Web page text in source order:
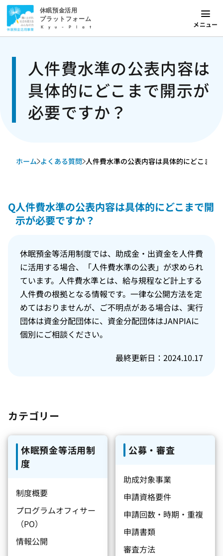
休眠預金活用
プラットフォーム
Kyu-Plat メニュー
人件費水準の公表内容は
具体的にどこまで開示が
必要ですか？
ホーム よくある質問 人件費水準の公表内容は具体的にどこまで
Q人件費水準の公表内容は具体的にどこまで開
示が必要ですか？
休眠預金等活用制度では、助成金・出資金を人件費
に活用する場合、「人件費水準の公表」が求められ
ています。人件費水準とは、給与規程など計上する
人件費の根拠となる情報です。一律な公開方法を定
めてはおりませんが、ご不明点がある場合は、実行
団体は資金分配団体に、資金分配団体はJANPIAに
個別にご相談ください。
最終更新日：2024.10.17
カテゴリー
休眠預金等活用制
度
制度概要
プログラムオフィサー
（PO）
情報公開
公募・審査
助成対象事業
申請資格要件
申請回数・時期・重複
申請書類
審査方法